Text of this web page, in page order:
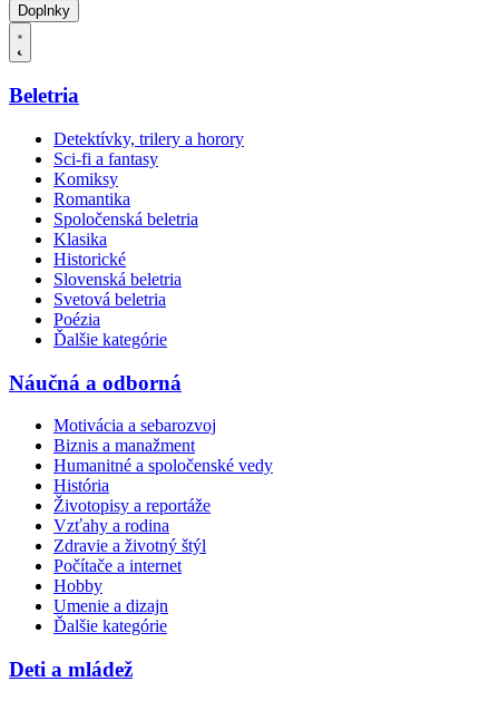
Doplnky
Beletria
Detektívky, trilery a horory
Sci-fi a fantasy
Komiksy
Romantika
Spoločenská beletria
Klasika
Historické
Slovenská beletria
Svetová beletria
Poézia
Ďalšie kategórie
Náučná a odborná
Motivácia a sebarozvoj
Biznis a manažment
Humanitné a spoločenské vedy
História
Životopisy a reportáže
Vzťahy a rodina
Zdravie a životný štýl
Počítače a internet
Hobby
Umenie a dizajn
Ďalšie kategórie
Deti a mládež